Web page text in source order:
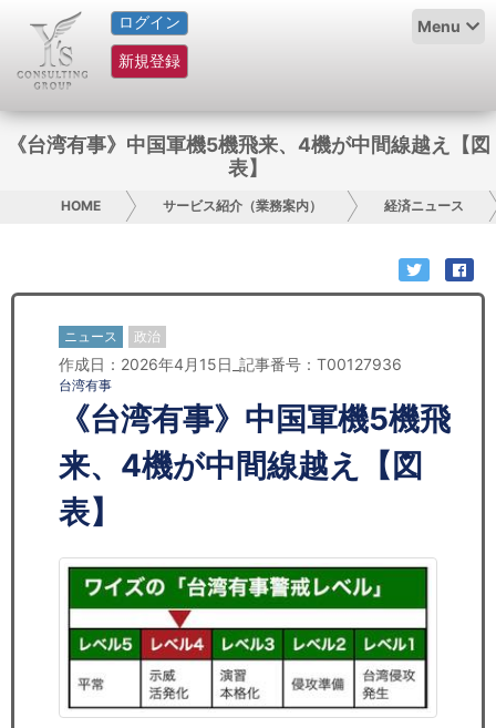
ログイン
新規登録
Menu
HOME
サービス紹介
コラム
お問い合わせ
日本人にPR
コンサルティング
リサーチ
セミナー
経済ニュース
労務顧問
ＩＴ
飲食店情報
《台湾有事》中国軍機5機飛来、4機が中間線越え【図
表】
HOME サービス紹介（業務案内） 経済ニュース
ニュース 政治
作成日：2026年4月15日_記事番号：T00127936
台湾有事
《台湾有事》中国軍機5機飛
来、4機が中間線越え【図
表】